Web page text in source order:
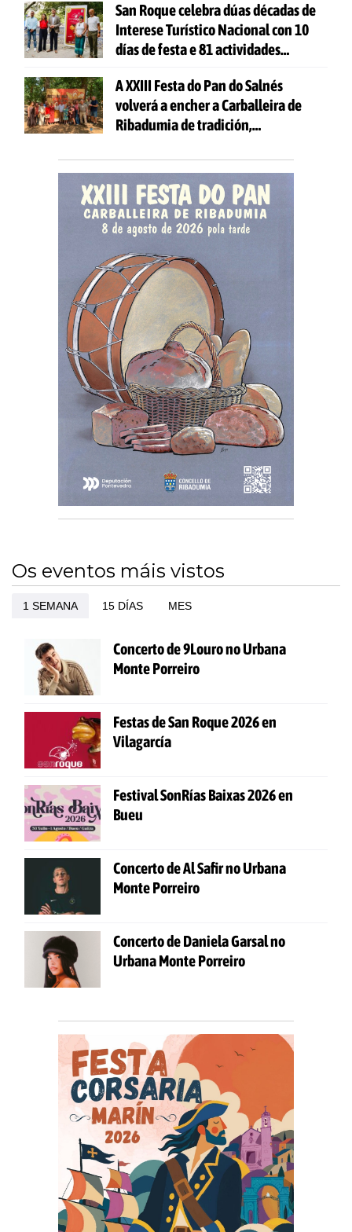
San Roque celebra dúas décadas de
Interese Turístico Nacional con 10
días de festa e 81 actividades
A XXIII Festa do Pan do Salnés
volverá a encher a Carballeira de
Ribadumia de tradición,
todas as idades
Os eventos máis vistos
1 SEMANA 15 DÍAS MES
Concerto de 9Louro no Urbana
Monte Porreiro
Festas de San Roque 2026 en
Vilagarcía
Festival SonRías Baixas 2026 en
Bueu
Concerto de Al Safir no Urbana
Monte Porreiro
Concerto de Daniela Garsal no
Urbana Monte Porreiro